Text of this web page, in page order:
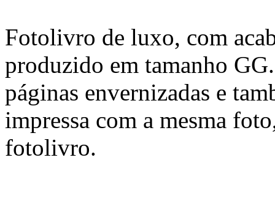
Fotolivro de luxo, com
produzido em tamanho
páginas envernizadas e
impressa com a mesma
fotolivro.